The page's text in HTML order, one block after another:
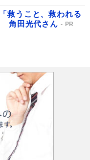
救うこと、救われる
角田光代さん
PR